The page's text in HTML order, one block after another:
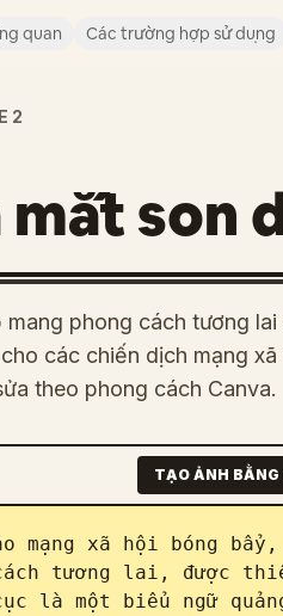
quan Các trường hợp sử dụng
2
mắt son
phong cách tương
các chiến dịch mạng xã
theo phong cách Canva.
TẠO ẢNH
mạng xã hội bóng
cách tương lai, được
là một biểu ngữ